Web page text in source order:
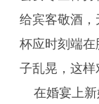
给宾客敬酒
杯应时刻端
子乱晃，这样
在婚宴上